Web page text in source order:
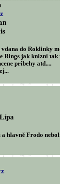
do Roklinky
Rings jak knizni tak
pribehy atd....
hlavně Frodo